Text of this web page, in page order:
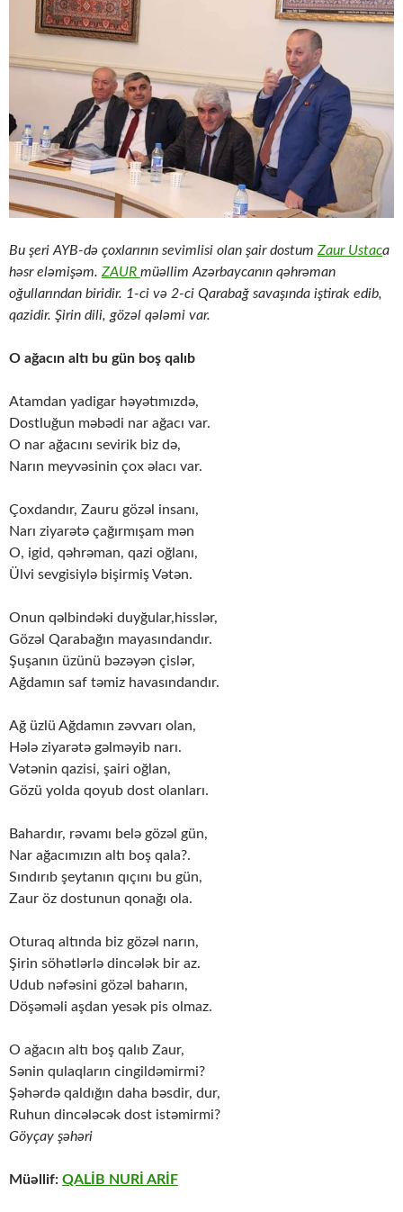
Bu şeri AYB-də çoxlarının sevimlisi olan şair dostum Zaur Ustaca
həsr eləmişəm. ZAUR müəllim Azərbaycanın qəhrəman
oğullarından biridir. 1-ci və 2-ci Qarabağ savaşında iştirak edib,
qazidir. Şirin dili, gözəl qələmi var.
O ağacın altı bu gün boş qalıb
Atamdan yadigar həyətımızdə,
Dostluğun məbədi nar ağacı var.
O nar ağacını sevirik biz də,
Narın meyvəsinin çox əlacı var.
Çoxdandır, Zauru gözəl insanı,
Narı ziyarətə çağırmışam mən
O, igid, qəhrəman, qazi oğlanı,
Ülvi sevgisiylə bişirmiş Vətən.
Onun qəlbindəki duyğular,hisslər,
Gözəl Qarabağın mayasındandır.
Şuşanın üzünü bəzəyən çislər,
Ağdamın saf təmiz havasındandır.
Ağ üzlü Ağdamın zəvvarı olan,
Hələ ziyarətə gəlməyib narı.
Vətənin qazisi, şairi oğlan,
Gözü yolda qoyub dost olanları.
Bahardır, rəvamı belə gözəl gün,
Nar ağacımızın altı boş qala?.
Sındırıb şeytanın qıçını bu gün,
Zaur öz dostunun qonağı ola.
Oturaq altında biz gözəl narın,
Şirin söhətlərlə dincələk bir az.
Udub nəfəsini gözəl baharın,
Döşəməli aşdan yesək pis olmaz.
O ağacın altı boş qalıb Zaur,
Sənin qulaqların cingildəmirmi?
Şəhərdə qaldığın daha bəsdir, dur,
Ruhun dincələcək dost istəmirmi?
Göyçay şəhəri
Müəllif: QALİB NURİ ARİF